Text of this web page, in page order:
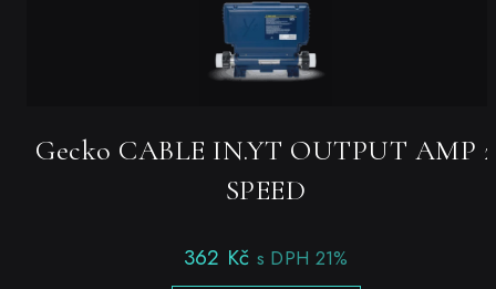
Gecko CABLE IN.YT OUTPUT AMP 2
SPEED
362 Kč s DPH 21%